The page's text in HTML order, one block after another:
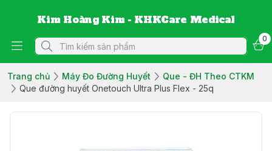
Kim Hoàng Kim - KHKCare Medical
0
Trang chủ Máy Đo Đường Huyết
Que - ĐH Theo CTKM
Que đường huyết Onetouch Ultra Plus Flex - 25q